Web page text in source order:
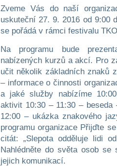
Zveme Vás do naší
uskuteční 27. 9. 2016 od 9:00
se pořádá v rámci festivalu
Na programu bude
nabízených kurzů a akcí. Pro
učit několik základních znaků
– informace o činnosti
a jaké služby nabízíme
aktivit 10:30 – 11:30 –
12:00 – ukázka znakového
programu organizace Přijďte
citát: „Slepota odděluje lidi
Nahlédněte do světa osob
jejich komunikací.